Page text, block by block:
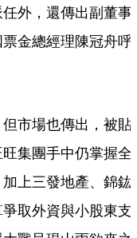
外，還傳出副董事
金總經理陳冠舟呼
市場也傳出，被貼
集團手中仍掌握全
上三發地產、錦鈜
取外資與小股東支